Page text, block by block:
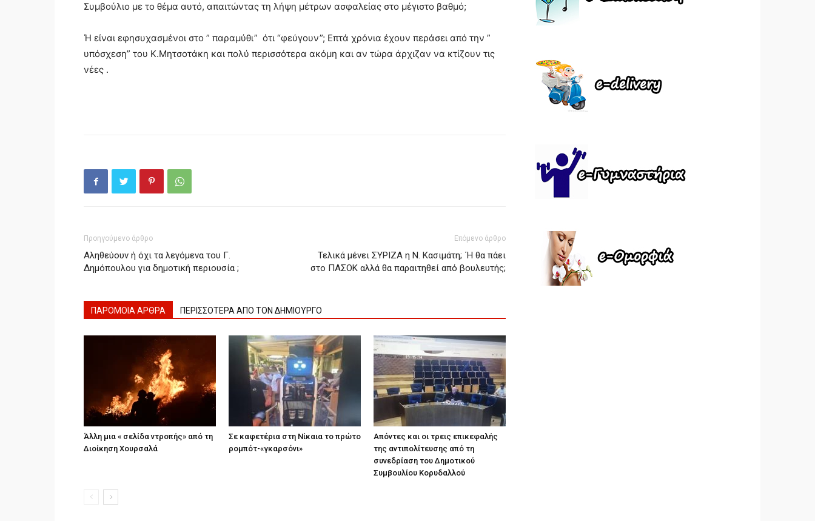
Συμβούλιο με το θέμα αυτό, απαιτώντας τη λήψη μέτρων ασφαλείας στο μέγιστο βαθμό;
Ή είναι εφησυχασμένοι στο ” παραμύθι” ότι “φεύγουν”; Επτά χρόνια έχουν περάσει από την ”
υπόσχεση” του Κ.Μητσοτάκη και πολύ περισσότερα ακόμη και αν τώρα άρχιζαν να κτίζουν τις
νέες .
Προηγούμενο άρθρο
Αληθεύουν ή όχι τα λεγόμενα του Γ.
Δημόπουλου για δημοτική περιουσία ;
Επόμενο άρθρο
Τελικά μένει ΣΥΡΙΖΑ η Ν. Κασιμάτη; ΄Η θα πάει
στο ΠΑΣΟΚ αλλά θα παραιτηθεί από βουλευτής;
ΠΑΡΟΜΟΙΑ ΑΡΘΡΑ ΠΕΡΙΣΣΟΤΕΡΑ ΑΠΟ ΤΟΝ ΔΗΜΙΟΥΡΓΟ
Άλλη μια « σελίδα ντροπής» από τη
Διοίκηση Χουρσαλά
Σε καφετέρια στη Νίκαια το πρώτο
ρομπότ-«γκαρσόνι»
Απόντες και οι τρεις επικεφαλής
της αντιπολίτευσης από τη
συνεδρίαση του Δημοτικού
Συμβουλίου Κορυδαλλού